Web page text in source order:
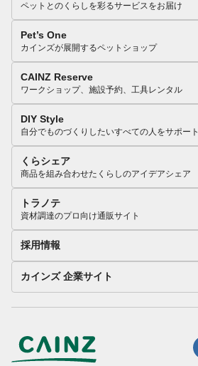
ペットとのくらしを彩るサービスをお届け
Pet’s One
カインズが展開するペットショップ
CAINZ Reserve
ワークショップ、施設予約、工具レンタル
DIY Style
自分でものづくりしたいすべての人をサポート
くらシェア
商品を組み合わせたくらしのアイデアシェア
トラノテ
資材調達のプロ向け通販サイト
採用情報
カインズ 企業サイト